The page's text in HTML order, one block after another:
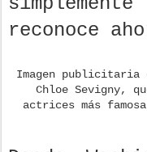
reconoce
Imagen
Chloe Sevigny,
actrices más